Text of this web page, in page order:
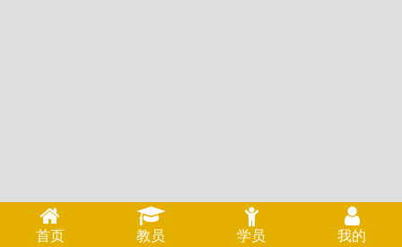
首页 教员 学员 我的